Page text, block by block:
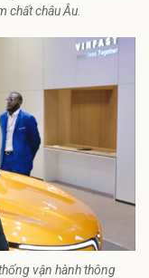
chất châu Âu.
vận hành thông